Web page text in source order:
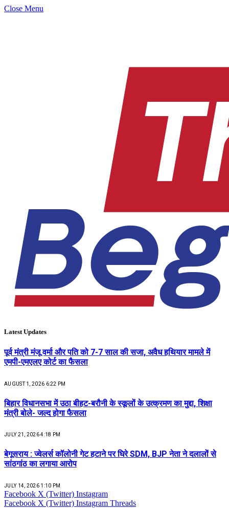
Close Menu
Latest Updates
पूर्व मंत्री मंजू वर्मा और पति को 7-7 साल की सजा, अवैध हथियार मामले में
एमपी-एमएलए कोर्ट का फैसला
AUGUST 1, 2026 6:22 PM
बिहार विधानसभा में उठा बीहट-बरौनी के स्कूलों के उत्क्रमण का मुद्दा, शिक्षा
मंत्री बोले- जल्द होगा फैसला
JULY 21, 2026 4:18 PM
बेगूसराय : ज्वेलर्स कॉलोनी गेट हटाने पर घिरे SDM, BJP नेता ने दलालों से
सांठगांठ का लगाया आरोप
JULY 14, 2026 1:10 PM
Facebook X (Twitter) Instagram
Facebook X (Twitter) Instagram Threads